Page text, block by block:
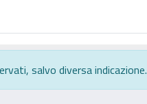
salvo diversa indicazione.